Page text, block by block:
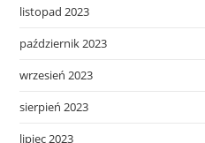
listopad 2023
październik 2023
wrzesień 2023
sierpień 2023
lipiec 2023